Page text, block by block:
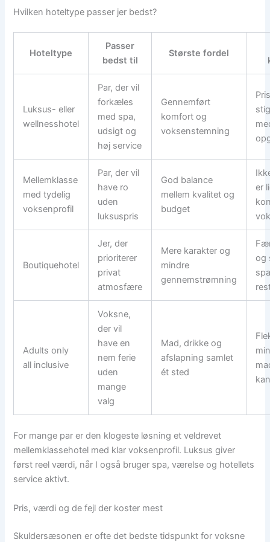
Hvilken hoteltype passer jer bedst?
Hoteltype
Passer
bedst til
Største fordel
Luksus- eller
wellnesshotel
Par, der vil
forkæles
med spa,
udsigt og
høj service
Gennemført
komfort og
voksenstemning
Mellemklasse
med tydelig
voksenprofil
Par, der vil
have ro
uden
luksuspris
God balance
mellem kvalitet og
budget
er
Boutiquehotel
Jer, der
prioriterer
privat
atmosfære
Mere karakter og
mindre
gennemstrømning
og
Adults only
all inclusive
Voksne,
der vil
have en
nem ferie
uden
mange
valg
Mad, drikke og
afslapning samlet
ét sted
For mange par er den klogeste løsning et veldrevet
mellemklassehotel med klar voksenprofil. Luksus giver
først reel værdi, når I også bruger spa, værelse og hotellets
service aktivt.
Pris, værdi og de fejl der koster mest
Skuldersæsonen er ofte det bedste tidspunkt for voksne